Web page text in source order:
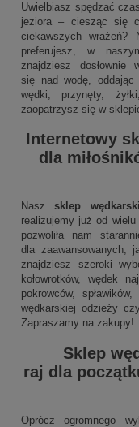
Uwielbiasz spędzać
jeziora – ciesząc się
ciekawszych
preferujesz, w
znajdziesz
się nad wodę,
wędki, przynęty,
zaopatrzysz się w
Internetowy
dla
Naszsklep wędkarski
realizujemy już od
pozwoliła nam
dla zaawansowanych,
znajdziesz szeroki
kołowrotków, wędek
pokrowców,
wędkarskiej odzieży
Zapraszamy na zakupy!
Sklep
raj dla
Oprócz ogromnego